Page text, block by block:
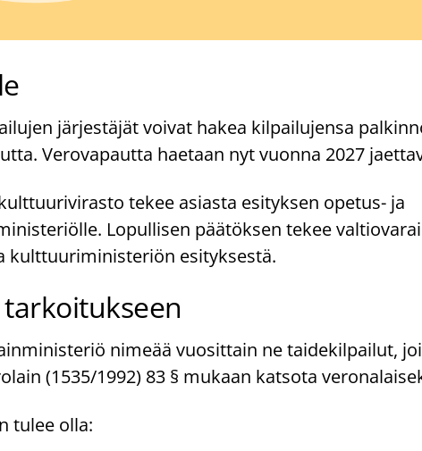
järjestäjät voivat hakea kilpailujensa
Verovapautta haetaan nyt vuonna 2027
tekee asiasta esityksen opetus- ja
Lopullisen päätöksen tekee
kulttuuriministeriön esityksestä.
nimeää vuosittain ne taidekilpailut,
(1535/1992) 83 § mukaan katsota
tulee olla: